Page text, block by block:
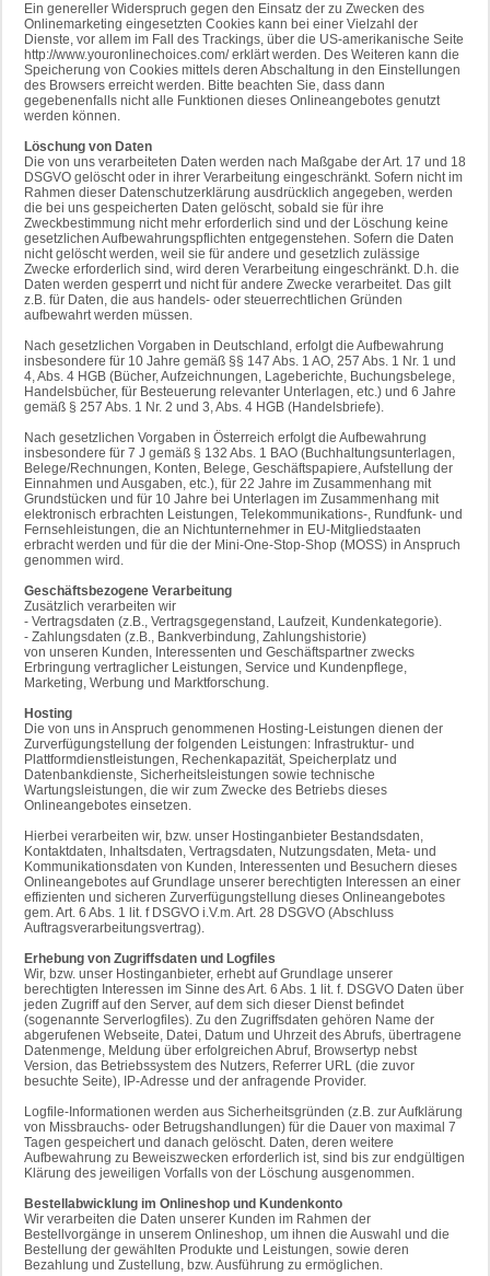
Ein genereller Widerspruch gegen den Einsatz der zu Zwecken des
Onlinemarketing eingesetzten Cookies kann bei einer Vielzahl der
Dienste, vor allem im Fall des Trackings, über die US-amerikanische Seite
http://www.youronlinechoices.com/ erklärt werden. Des Weiteren kann die
Speicherung von Cookies mittels deren Abschaltung in den Einstellungen
des Browsers erreicht werden. Bitte beachten Sie, dass dann
gegebenenfalls nicht alle Funktionen dieses Onlineangebotes genutzt
werden können.
Löschung von Daten
Die von uns verarbeiteten Daten werden nach Maßgabe der Art. 17 und 18
DSGVO gelöscht oder in ihrer Verarbeitung eingeschränkt. Sofern nicht im
Rahmen dieser Datenschutzerklärung ausdrücklich angegeben, werden
die bei uns gespeicherten Daten gelöscht, sobald sie für ihre
Zweckbestimmung nicht mehr erforderlich sind und der Löschung keine
gesetzlichen Aufbewahrungspflichten entgegenstehen. Sofern die Daten
nicht gelöscht werden, weil sie für andere und gesetzlich zulässige
Zwecke erforderlich sind, wird deren Verarbeitung eingeschränkt. D.h. die
Daten werden gesperrt und nicht für andere Zwecke verarbeitet. Das gilt
z.B. für Daten, die aus handels- oder steuerrechtlichen Gründen
aufbewahrt werden müssen.
Nach gesetzlichen Vorgaben in Deutschland, erfolgt die Aufbewahrung
insbesondere für 10 Jahre gemäß §§ 147 Abs. 1 AO, 257 Abs. 1 Nr. 1 und
4, Abs. 4 HGB (Bücher, Aufzeichnungen, Lageberichte, Buchungsbelege,
Handelsbücher, für Besteuerung relevanter Unterlagen, etc.) und 6 Jahre
gemäß § 257 Abs. 1 Nr. 2 und 3, Abs. 4 HGB (Handelsbriefe).
Nach gesetzlichen Vorgaben in Österreich erfolgt die Aufbewahrung
insbesondere für 7 J gemäß § 132 Abs. 1 BAO (Buchhaltungsunterlagen,
Belege/Rechnungen, Konten, Belege, Geschäftspapiere, Aufstellung der
Einnahmen und Ausgaben, etc.), für 22 Jahre im Zusammenhang mit
Grundstücken und für 10 Jahre bei Unterlagen im Zusammenhang mit
elektronisch erbrachten Leistungen, Telekommunikations-, Rundfunk- und
Fernsehleistungen, die an Nichtunternehmer in EU-Mitgliedstaaten
erbracht werden und für die der Mini-One-Stop-Shop (MOSS) in Anspruch
genommen wird.
Geschäftsbezogene Verarbeitung
Zusätzlich verarbeiten wir
- Vertragsdaten (z.B., Vertragsgegenstand, Laufzeit, Kundenkategorie).
- Zahlungsdaten (z.B., Bankverbindung, Zahlungshistorie)
von unseren Kunden, Interessenten und Geschäftspartner zwecks
Erbringung vertraglicher Leistungen, Service und Kundenpflege,
Marketing, Werbung und Marktforschung.
Hosting
Die von uns in Anspruch genommenen Hosting-Leistungen dienen der
Zurverfügungstellung der folgenden Leistungen: Infrastruktur- und
Plattformdienstleistungen, Rechenkapazität, Speicherplatz und
Datenbankdienste, Sicherheitsleistungen sowie technische
Wartungsleistungen, die wir zum Zwecke des Betriebs dieses
Onlineangebotes einsetzen.
Hierbei verarbeiten wir, bzw. unser Hostinganbieter Bestandsdaten,
Kontaktdaten, Inhaltsdaten, Vertragsdaten, Nutzungsdaten, Meta- und
Kommunikationsdaten von Kunden, Interessenten und Besuchern dieses
Onlineangebotes auf Grundlage unserer berechtigten Interessen an einer
effizienten und sicheren Zurverfügungstellung dieses Onlineangebotes
gem. Art. 6 Abs. 1 lit. f DSGVO i.V.m. Art. 28 DSGVO (Abschluss
Auftragsverarbeitungsvertrag).
Erhebung von Zugriffsdaten und Logfiles
Wir, bzw. unser Hostinganbieter, erhebt auf Grundlage unserer
berechtigten Interessen im Sinne des Art. 6 Abs. 1 lit. f. DSGVO Daten über
jeden Zugriff auf den Server, auf dem sich dieser Dienst befindet
(sogenannte Serverlogfiles). Zu den Zugriffsdaten gehören Name der
abgerufenen Webseite, Datei, Datum und Uhrzeit des Abrufs, übertragene
Datenmenge, Meldung über erfolgreichen Abruf, Browsertyp nebst
Version, das Betriebssystem des Nutzers, Referrer URL (die zuvor
besuchte Seite), IP-Adresse und der anfragende Provider.
Logfile-Informationen werden aus Sicherheitsgründen (z.B. zur Aufklärung
von Missbrauchs- oder Betrugshandlungen) für die Dauer von maximal 7
Tagen gespeichert und danach gelöscht. Daten, deren weitere
Aufbewahrung zu Beweiszwecken erforderlich ist, sind bis zur endgültigen
Klärung des jeweiligen Vorfalls von der Löschung ausgenommen.
Bestellabwicklung im Onlineshop und Kundenkonto
Wir verarbeiten die Daten unserer Kunden im Rahmen der
Bestellvorgänge in unserem Onlineshop, um ihnen die Auswahl und die
Bestellung der gewählten Produkte und Leistungen, sowie deren
Bezahlung und Zustellung, bzw. Ausführung zu ermöglichen.